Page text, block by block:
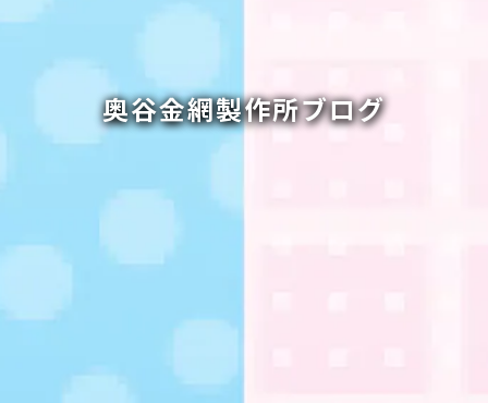
奥谷金網製作所ブログ